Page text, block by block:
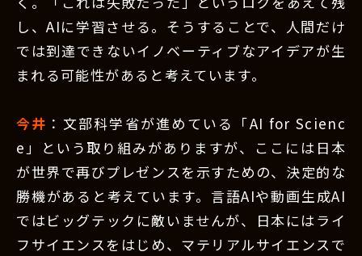
し、AIに学習させる。そうすることで、人間だけ
では到達できないイノベーティブなアイデアが生
まれる可能性があると考えています。
今井 ：文部科学省が進めている「AI for Scienc
e」という取り組みがありますが、ここには日本
が世界で再びプレゼンスを示すための、決定的な
勝機があると考えています。言語AIや動画生成AI
ではビッグテックに敵いませんが、日本にはライ
フサイエンスをはじめ、マテリアルサイエンスで